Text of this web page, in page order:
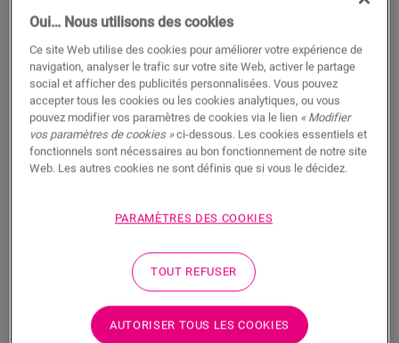
Hâte de découvrir cet accessoire en vrai ?
Rendez visite à votre revendeur le plus proche
Fonctionnalités du produit
Ce revêtement d’escalier durable en vinyle pour les lames
Alpha Vinyl de taille moyenne finit proprement vos nez de
marches d'escaliers. Il est fabriqué à partir de lames de
Oui… Nous utilisons des cookies
Ce site Web utilise des cookies pour améliorer votre expérience de
navigation, analyser le trafic sur votre site Web, activer le partage
social et afficher des publicités personnalisées. Vous pouvez
accepter tous les cookies ou les cookies analytiques, ou vous
pouvez modifier vos paramètres de cookies via le lien « Modifier
vos paramètres de cookies »ci-dessous. Les cookies essentiels et
fonctionnels sont nécessaires au bon fonctionnement de notre site
Web. Les autres cookies ne sont définis que si vous le décidez.
PARAMÈTRES DES COOKIES
TOUT REFUSER
AUTORISER TOUS LES COOKIES